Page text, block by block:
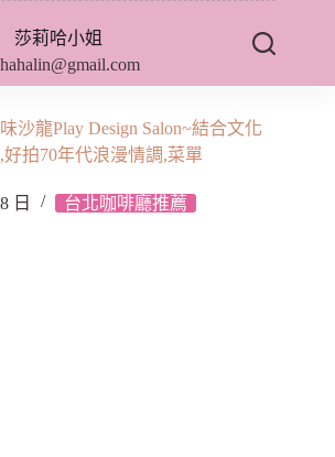
莎莉哈小姐
沙龍Play Design Salon~結合文化
拍70年代浪漫情調,菜單
日 台北咖啡廳推薦